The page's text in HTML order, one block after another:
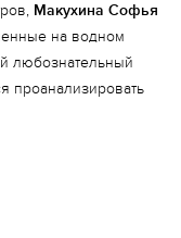
Макухина Софья
на водном
любознательный
проанализировать